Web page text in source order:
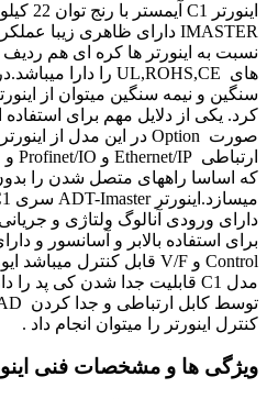
اینورتر C1 آیمستر با رنج توان 22 کیلووات تا 5.5 کیلووات اینورتر
IMASTER دارای ظاهری زیبا
نسبت به اینورتر ها کره ای هم ردیف
های UL,ROHS,CE را دارا
سنگین و نیمه سنگین میتوان از
کرد. یکی از دلایل مهم برای استفاده
صورت Option در این مدل از
ارتباطی Ethernet/IP و Profinet/IO و
که اساسا راههای متصل شدن را
میسازد.اینورترADT-Imaster سری
دارای ورودی آنالوگ ولتاژی و
برای استفاده بالابر و آسانسور و
Control و V/F قابل کنترل میباشد
مدل C1 قابلیت جدا شدن کی پد را
توسط کابل ارتباطی و جدا کردن
کنترل اینورتر را میتوان انجام داد .
ویژگی ها و مشخصات فنی